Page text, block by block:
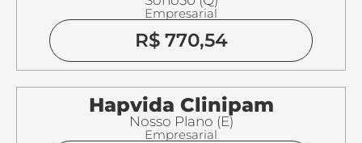
Empresarial
R$ 770,54
Hapvida Clinipam
Nosso Plano (E)
Empresarial